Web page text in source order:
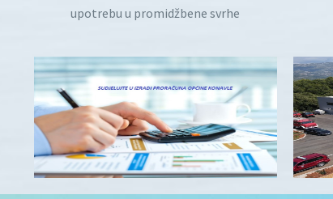
upotrebu u promidžbene svrhe